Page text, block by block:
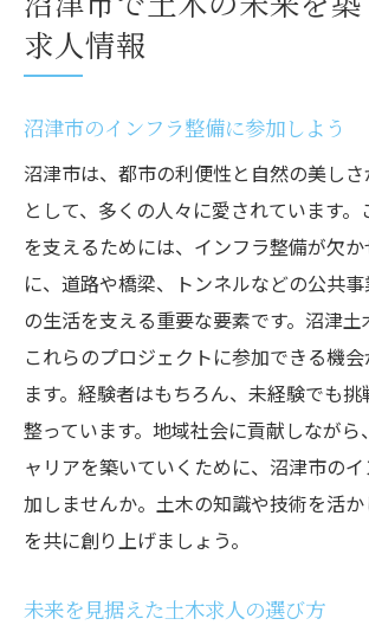
求人情報
沼津市のインフラ整備に参加しよう
沼津市は、都市の利便性と自然の美し
として、多くの人々に愛されています
を支えるためには、インフラ整備が欠
に、道路や橋梁、トンネルなどの公共
の生活を支える重要な要素です。沼津土
これらのプロジェクトに参加できる機
ます。経験者はもちろん、未経験でも
整っています。地域社会に貢献しながら
ャリアを築いていくために、沼津市の
加しませんか。土木の知識や技術を活
を共に創り上げましょう。
未来を見据えた土木求人の選び方